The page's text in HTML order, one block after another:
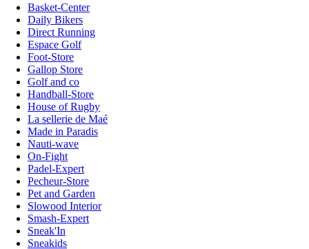
Basket-Center
Daily Bikers
Direct Running
Espace Golf
Foot-Store
Gallop Store
Golf and co
Handball-Store
House of Rugby
La sellerie de Maé
Made in Paradis
Nauti-wave
On-Fight
Padel-Expert
Pecheur-Store
Pet and Garden
Slowood Interior
Smash-Expert
Sneak'In
Sneakids